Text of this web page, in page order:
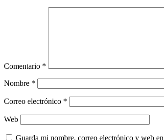
Comentario *
Nombre *
Correo electrónico *
Web
Guarda mi nombre, correo electrónico y web